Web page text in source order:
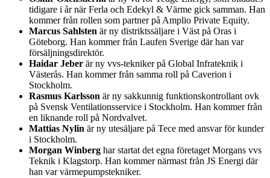
tidigare i år när Ferla och Edekyl & Värme gick samman. Han
kommer från rollen som partner på Amplio Private Equity.
Marcus Sahlsten är ny distriktssäljare i Väst på Oras i
Göteborg. Han kommer från Laufen Sverige där han var
försäljningsdirektör.
Haidar Jeber är ny vvs-tekniker på Global Infrateknik i
Västerås. Han kommer från samma roll på Caverion i
Stockholm.
Rasmus Karlsson är ny sakkunnig funktionskontrollant ovk
på Svensk Ventilationsservice i Stockholm. Han kommer från
en liknande roll på Nordvalvet.
Mattias Nylin är ny utesäljare på Tece med ansvar för kunder
i Stockholm.
Morgan Winberg har startat det egna företaget Morgans vvs
Teknik i Klagstorp. Han kommer närmast från JS Energi där
han var värmepumpstekniker.